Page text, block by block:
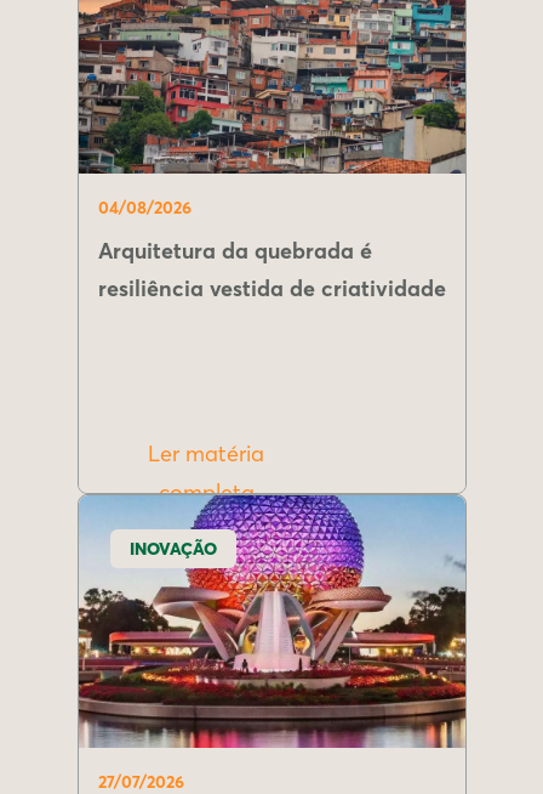
04/08/2026
Arquitetura da quebrada é
resiliência vestida de criatividade
Ler matéria
completa
INOVAÇÃO
27/07/2026